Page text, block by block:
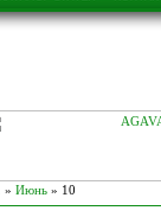
» Июнь » 10